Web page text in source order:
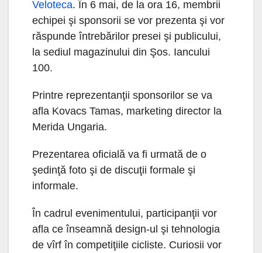
Veloteca. În 6 mai, de la ora 16, membrii
echipei şi sponsorii se vor prezenta şi vor
răspunde întrebărilor presei şi publicului,
la sediul magazinului din Şos. Iancului
100.
Printre reprezentanţii sponsorilor se va
afla Kovacs Tamas, marketing director la
Merida Ungaria.
Prezentarea oficială va fi urmată de o
şedinţă foto şi de discuţii formale şi
informale.
În cadrul evenimentului, participanţii vor
afla ce înseamnă design-ul şi tehnologia
de vîrf în competiţiile cicliste. Curiosii vor